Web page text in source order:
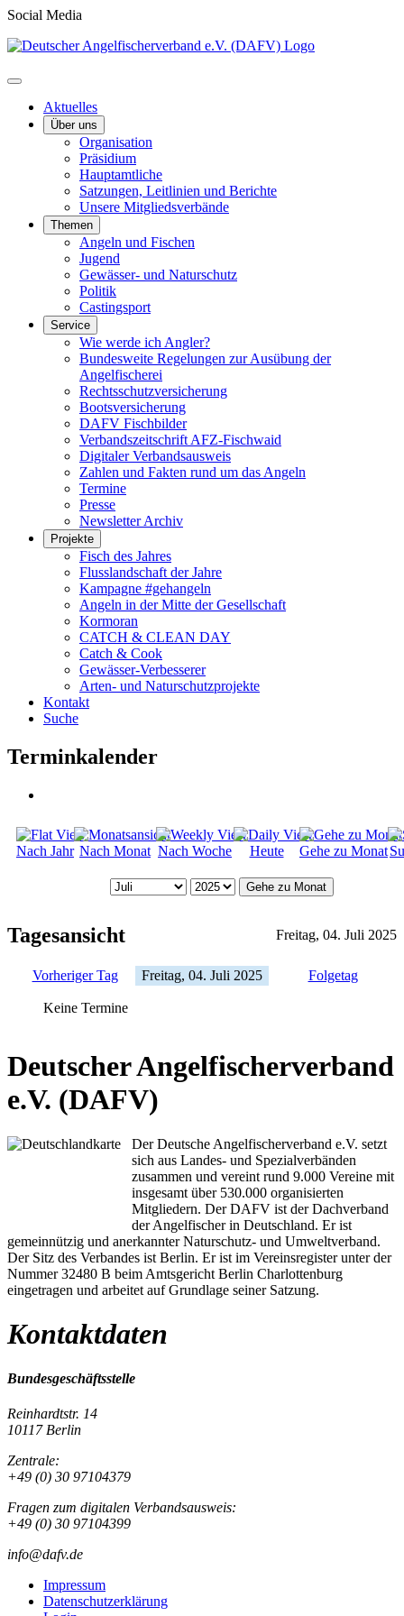
Social Media
Aktuelles
Über uns
Organisation
Präsidium
Hauptamtliche
Satzungen, Leitlinien und Berichte
Unsere Mitgliedsverbände
Themen
Angeln und Fischen
Jugend
Gewässer- und Naturschutz
Politik
Castingsport
Service
Wie werde ich Angler?
Bundesweite Regelungen zur Ausübung der
Angelfischerei
Rechtsschutzversicherung
Bootsversicherung
DAFV Fischbilder
Verbandszeitschrift AFZ-Fischwaid
Digitaler Verbandsausweis
Zahlen und Fakten rund um das Angeln
Termine
Presse
Newsletter Archiv
Projekte
Fisch des Jahres
Flusslandschaft der Jahre
Kampagne #gehangeln
Angeln in der Mitte der Gesellschaft
Kormoran
CATCH & CLEAN DAY
Catch & Cook
Gewässer-Verbesserer
Arten- und Naturschutzprojekte
Kontakt
Suche
Terminkalender
Nach Jahr Nach Monat Nach Woche Heute Gehe zu Monat
Gehe zu Monat
Tagesansicht Freitag, 04. Juli 2025
Vorheriger Tag Freitag, 04. Juli 2025 Folgetag
Keine Termine
Deutscher Angelfischerverband
e.V. (DAFV)
Der Deutsche Angelfischerverband e.V. setzt
sich aus Landes- und Spezialverbänden
zusammen und vereint rund 9.000 Vereine mit
insgesamt über 530.000 organisierten
Mitgliedern. Der DAFV ist der Dachverband
der Angelfischer in Deutschland. Er ist
gemeinnützig und anerkannter Naturschutz- und Umweltverband.
Der Sitz des Verbandes ist Berlin. Er ist im Vereinsregister unter der
Nummer 32480 B beim Amtsgericht Berlin Charlottenburg
eingetragen und arbeitet auf Grundlage seiner Satzung.
Kontaktdaten
Bundesgeschäftsstelle
Reinhardtstr. 14
10117 Berlin
Zentrale:
+49 (0) 30 97104379
Fragen zum digitalen Verbandsausweis:
+49 (0) 30 97104399
info@dafv.de
Impressum
Datenschutzerklärung